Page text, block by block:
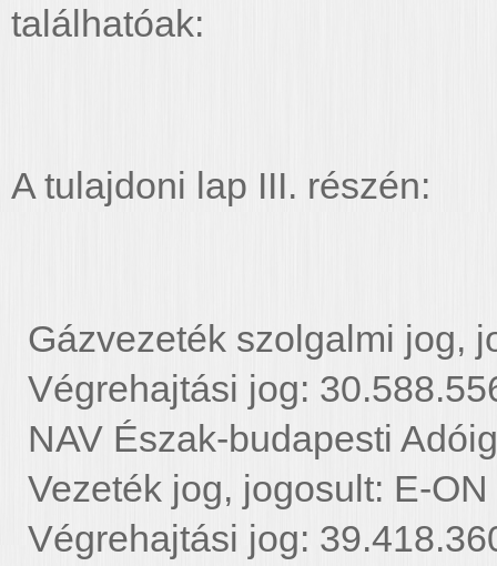
találhatóak:
A tulajdoni lap III. részén:
Gázvezeték szolgalmi jog,
Végrehajtási jog:
NAV Észak-budapesti
Vezeték jog, jogosult: E-ON
Végrehajtási jog: